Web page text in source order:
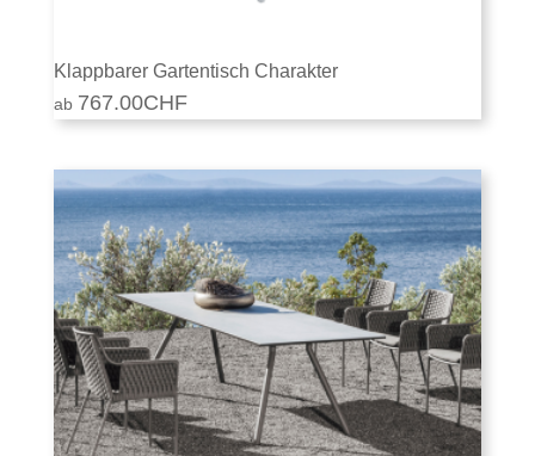
Klappbarer Gartentisch Charakter
767.00CHF